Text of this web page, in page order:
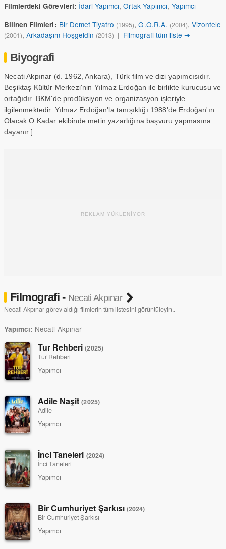
Filmlerdeki Görevleri: İdari Yapımcı,Ortak Yapımcı, Yapımcı
Bilinen Filmleri: Bir Demet Tiyatro (1995),G.O.R.A. (2004),Vizontele
(2001),Arkadaşım Hoşgeldin (2013) | Filmografi tüm liste ➔
Biyografi
Necati Akpınar (d. 1962, Ankara), Türk film ve dizi yapımcısıdır.
Beşiktaş Kültür Merkezi'nin Yılmaz Erdoğan ile birlikte kurucusu ve
ortağıdır. BKM'de prodüksiyon ve organizasyon işleriyle
ilgilenmektedir. Yılmaz Erdoğan'la tanışıklığı 1988'de Erdoğan'ın
Olacak O Kadar ekibinde metin yazarlığına başvuru yapmasına
dayanır.[
REKLAM YÜKLENİYOR
Filmografi - Necati Akpınar
Necati Akpınar görev aldığı filmlerin tüm listesini görüntüleyin..
Yapımcı: Necati Akpınar
Tur Rehberi(2025)
Tur Rehberi
Yapımcı
Adile Naşit(2025)
Adile
Yapımcı
İnci Taneleri (2024)
İnci Taneleri
Yapımcı
Bir Cumhuriyet Şarkısı (2024)
Bir Cumhuriyet Şarkısı
Yapımcı